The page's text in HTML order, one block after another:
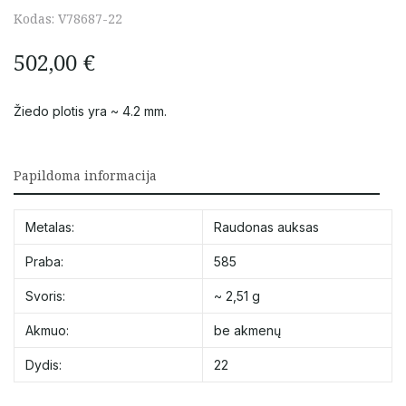
Kodas: V78687-22
502,00 €
Žiedo plotis yra ~ 4.2 mm.
Papildoma informacija
Metalas: Raudonas auksas
Praba: 585
Svoris: ~ 2,51 g
Akmuo: be akmenų
Dydis: 22